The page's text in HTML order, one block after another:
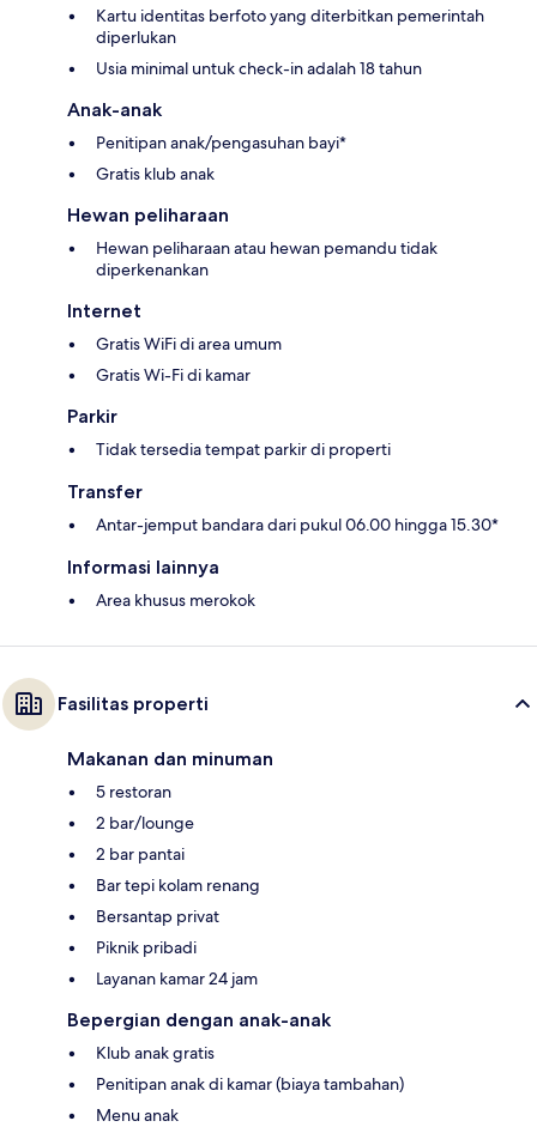
Kartu identitas berfoto yang diterbitkan pemerintah
diperlukan
Usia minimal untuk check-in adalah 18 tahun
Anak-anak
Penitipan anak/pengasuhan bayi*
Gratis klub anak
Hewan peliharaan
Hewan peliharaan atau hewan pemandu tidak
diperkenankan
Internet
Gratis WiFi di area umum
Gratis Wi-Fi di kamar
Parkir
Tidak tersedia tempat parkir di properti
Transfer
Antar-jemput bandara dari pukul 06.00 hingga 15.30*
Informasi lainnya
Area khusus merokok
Fasilitas properti
Makanan dan minuman
5 restoran
2 bar/lounge
2 bar pantai
Bar tepi kolam renang
Bersantap privat
Piknik pribadi
Layanan kamar 24 jam
Bepergian dengan anak-anak
Klub anak gratis
Penitipan anak di kamar (biaya tambahan)
Menu anak